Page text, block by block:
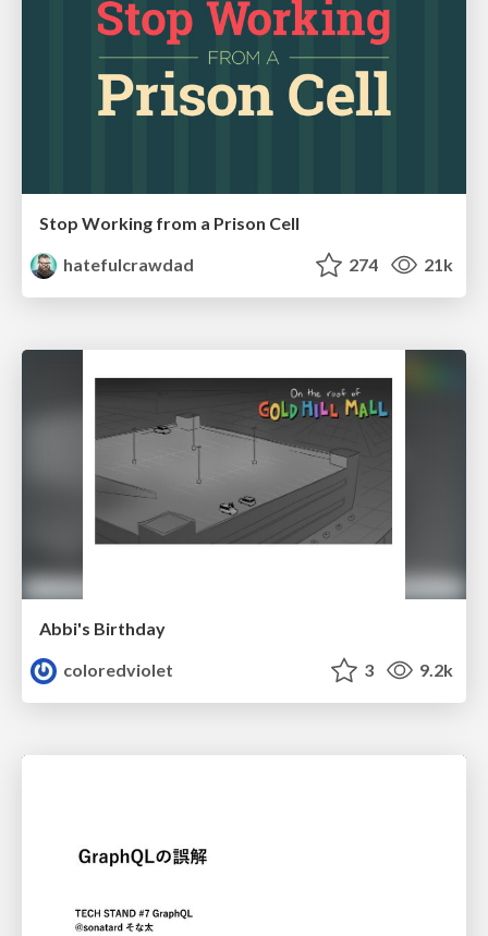
Stop Working from a Prison Cell
hatefulcrawdad
274 21k
Abbi's Birthday
coloredviolet
3 9.2k